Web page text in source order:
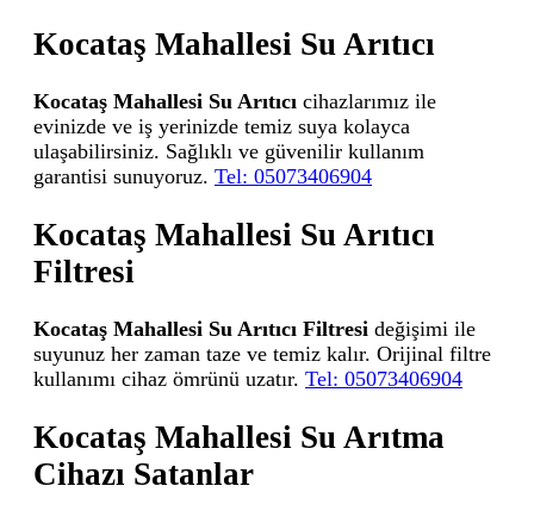
Kocataş Mahallesi Su Arıtıcı
Kocataş Mahallesi Su Arıtıcı cihazlarımız ile
evinizde ve iş yerinizde temiz suya kolayca
ulaşabilirsiniz. Sağlıklı ve güvenilir kullanım
garantisi sunuyoruz. Tel: 05073406904
Kocataş Mahallesi Su Arıtıcı
Filtresi
Kocataş Mahallesi Su Arıtıcı Filtresi değişimi ile
suyunuz her zaman taze ve temiz kalır. Orijinal filtre
kullanımı cihaz ömrünü uzatır. Tel: 05073406904
Kocataş Mahallesi Su Arıtma
Cihazı Satanlar